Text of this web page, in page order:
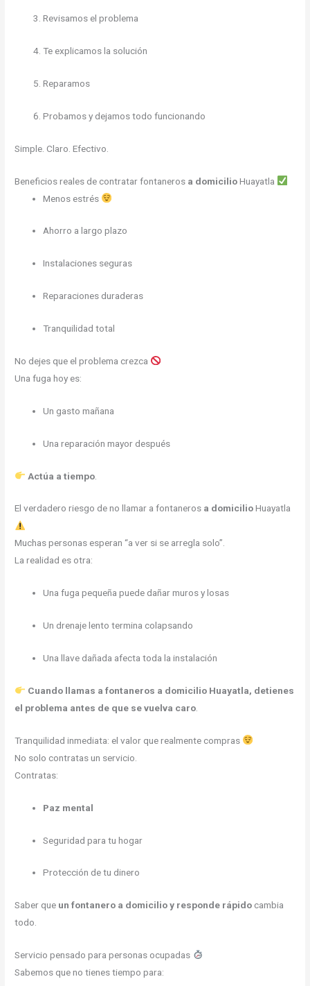
Revisamos el problema
Te explicamos la solución
Reparamos
Probamos y dejamos todo funcionando
Simple. Claro. Efectivo.
Beneficios reales de contratar fontaneros a domicilioHuayatla
Menos estrés
Ahorro a largo plazo
Instalaciones seguras
Reparaciones duraderas
Tranquilidad total
No dejes que el problema crezca
Una fuga hoy es:
Un gasto mañana
Una reparación mayor después
Actúa a tiempo.
El verdadero riesgo de no llamar a fontaneros a domicilioHuayatla
Muchas personas esperan “a ver si se arregla solo”.
La realidad es otra:
Una fuga pequeña puede dañar muros y losas
Un drenaje lento termina colapsando
Una llave dañada afecta toda la instalación
Cuando llamas a fontaneros a domicilio Huayatla, detienes
el problema antes de que se vuelva caro
Tranquilidad inmediata: el valor que realmente compras
No solo contratas un servicio.
Contratas:
Paz mental
Seguridad para tu hogar
Protección de tu dinero
Saber que un fontanero a domicilio y responde rápido cambia
todo.
Servicio pensado para personas ocupadas
Sabemos que no tienes tiempo para: